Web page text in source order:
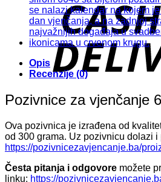
Opis
Recenzije (0)
Pozivnice za vjenčanje
Ova pozivnica je izrađena od
od 300 grama. Uz pozivnicu dolazi i
https://pozivnicezavjencanje.ba/
Česta pitanja i odgovore možete
linku: https://